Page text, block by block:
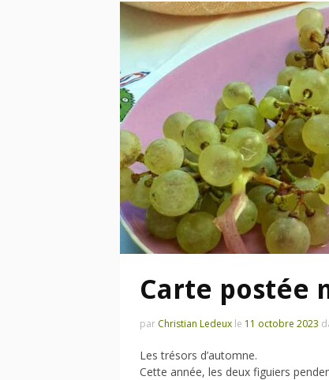
Carte postée
par Christian Ledeux le 11 octobre 2023
Les trésors d’automne.
Cette année, les deux figuiers